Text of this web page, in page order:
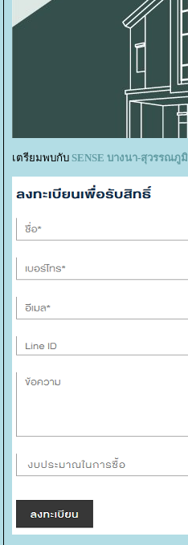
เตรียมพบกับ SENSE บางนา-สุวรรณภูมิ